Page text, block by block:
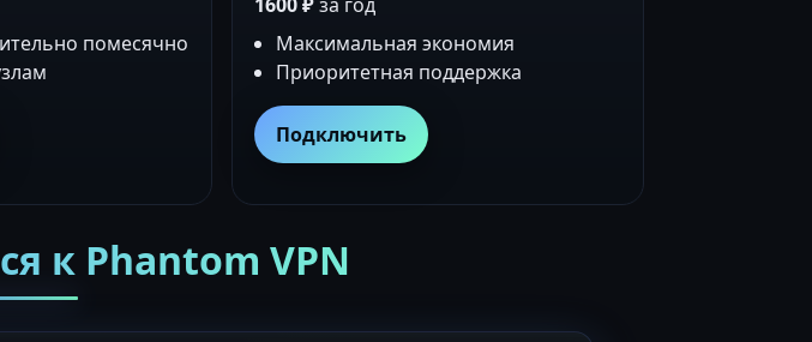
помесячно
Максимальная экономия
Приоритетная поддержка
Подключить
к Phantom VPN